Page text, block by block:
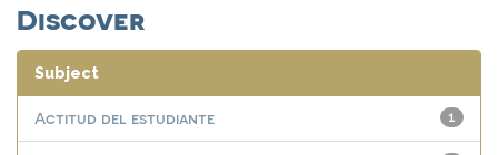
Discover
Subject
1
Actitud del estudiante